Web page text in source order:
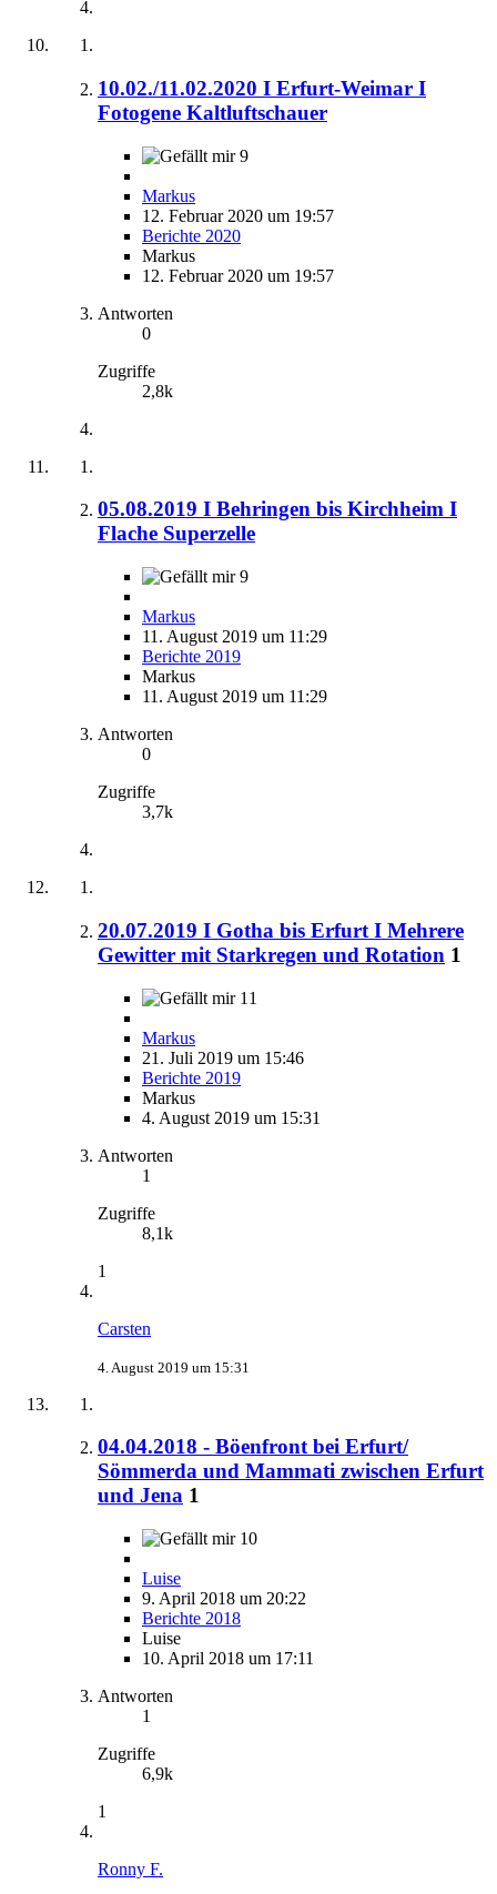
10.02./11.02.2020 I Erfurt-Weimar I
Fotogene Kaltluftschauer
9
Markus
12. Februar 2020 um 19:57
Berichte 2020
Markus
12. Februar 2020 um 19:57
Antworten
0
Zugriffe
2,8k
05.08.2019 I Behringen bis Kirchheim I
Flache Superzelle
9
Markus
11. August 2019 um 11:29
Berichte 2019
Markus
11. August 2019 um 11:29
Antworten
0
Zugriffe
3,7k
20.07.2019 I Gotha bis Erfurt I Mehrere
Gewitter mit Starkregen und Rotation 1
11
Markus
21. Juli 2019 um 15:46
Berichte 2019
Markus
4. August 2019 um 15:31
Antworten
1
Zugriffe
8,1k
1
Carsten
4. August 2019 um 15:31
04.04.2018 - Böenfront bei Erfurt/
Sömmerda und Mammati zwischen Erfurt
und Jena 1
10
Luise
9. April 2018 um 20:22
Berichte 2018
Luise
10. April 2018 um 17:11
Antworten
1
Zugriffe
6,9k
1
Ronny F.